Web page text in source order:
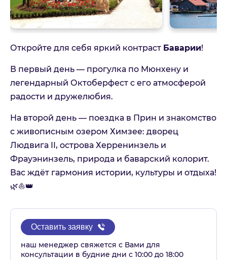
Откройте для себя яркий контраст Баварии!
В первый день — прогулка по Мюнхену и
легендарный Октоберфест с его атмосферой
радости и дружелюбия.
На второй день — поездка в Прин и знакомство
с живописным озером Химзее: дворец
Людвига II, острова Херренинзель и
Фрауэнинзель, природа и баварский колорит.
Вас ждёт гармония истории, культуры и отдыха!
🌿⛵👑
Оставить заявку
наш менеджер свяжется с Вами для
консультации в будние дни с 10:00 до 18:00